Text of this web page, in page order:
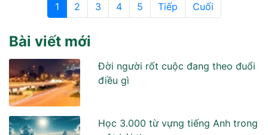
1 2 3 4 5 Tiếp Cuối
Bài viết mới
Đời người rốt cuộc đang theo đuổi
điều gì
Học 3.000 từ vựng tiếng Anh trong